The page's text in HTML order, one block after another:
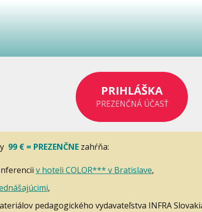
PRIHLÁŠKA
PREZENČNÁ ÚČASŤ
99 € = PREZENČNEzahŕňa:
v hoteli COLOR*** v Bratislave,
,
pedagogického vydavateľstva INFRA